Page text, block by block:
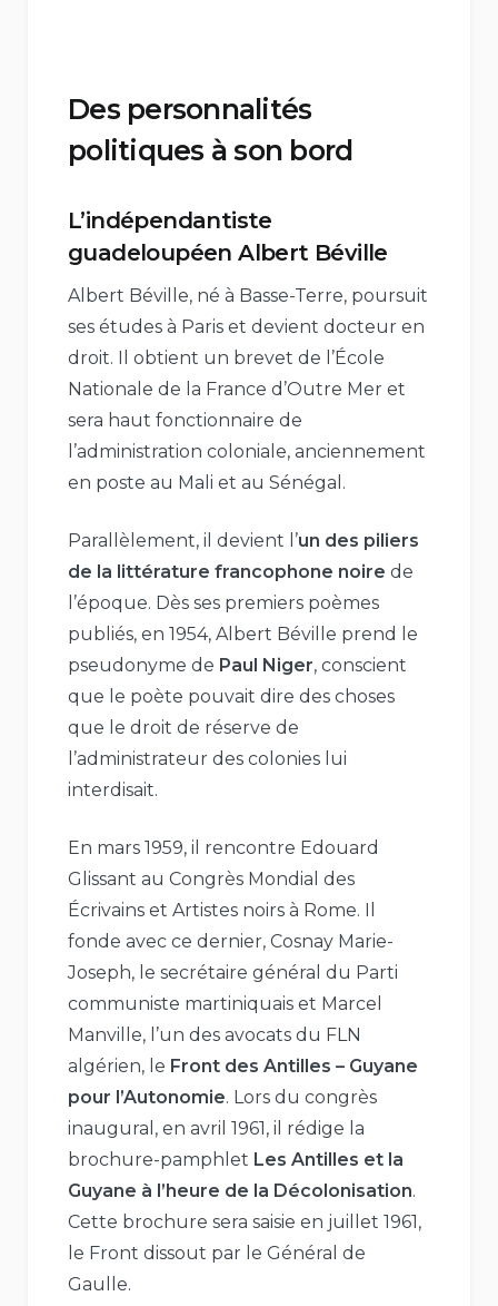
Des personnalités
politiques à son bord
L’indépendantiste
guadeloupéen Albert Béville
Albert Béville, né à Basse-Terre, poursuit
ses études à Paris et devient docteur en
droit. Il obtient un brevet de l’École
Nationale de la France d’Outre Mer et
sera haut fonctionnaire de
l’administration coloniale, anciennement
en poste au Mali et au Sénégal.
Parallèlement, il devient l’un des piliers
de la littérature francophone noire de
l’époque. Dès ses premiers poèmes
publiés, en 1954, Albert Béville prend le
pseudonyme de Paul Niger, conscient
que le poète pouvait dire des choses
que le droit de réserve de
l’administrateur des colonies lui
interdisait.
En mars 1959, il rencontre Edouard
Glissant au Congrès Mondial des
Écrivains et Artistes noirs à Rome. Il
fonde avec ce dernier, Cosnay Marie-
Joseph, le secrétaire général du Parti
communiste martiniquais et Marcel
Manville, l’un des avocats du FLN
algérien, le Front des Antilles – Guyane
pour l’Autonomie. Lors du congrès
inaugural, en avril 1961, il rédige la
brochure-pamphlet Les Antilles et la
Guyane à l’heure de la Décolonisation.
Cette brochure sera saisie en juillet 1961,
le Front dissout par le Général de
Gaulle.